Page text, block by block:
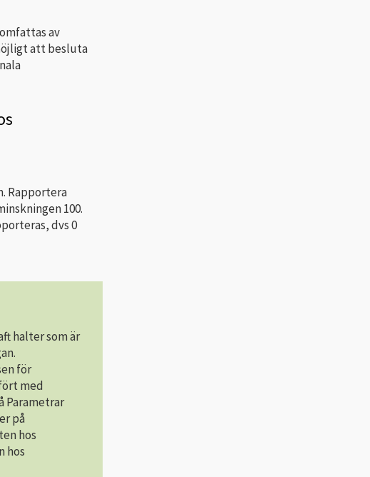
av
att besluta
Rapportera
100.
dvs 0
halter som är
för
med
Parametrar
på
hos
hos